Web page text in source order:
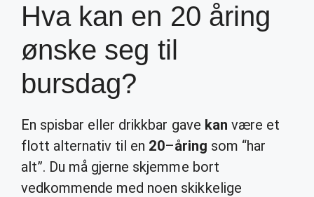
Hva kan en 20 åring
ønske seg til
bursdag?
En spisbar eller drikkbar gave kan være et
flott alternativ til en 20–åring som “har
alt”. Du må gjerne skjemme bort
vedkommende med noen skikkelige